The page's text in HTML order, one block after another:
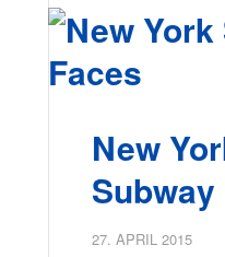
New
Subway
27. APRIL 2015